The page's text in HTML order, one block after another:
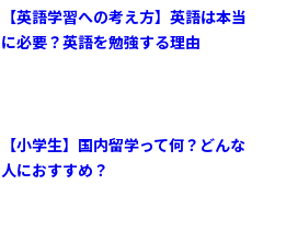
【英語学習への考え方】英語は本当
に必要？英語を勉強する理由
【小学生】国内留学って何？どんな
人におすすめ？